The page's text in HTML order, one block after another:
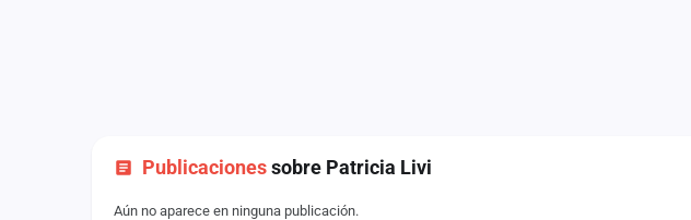
Publicacionessobre Patricia Livi
Aún no aparece en ninguna publicación.